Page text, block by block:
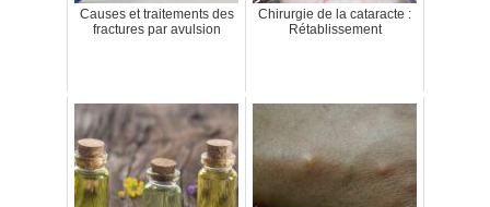
Causes et traitements des
fractures par avulsion
Chirurgie de la cataracte :
Rétablissement